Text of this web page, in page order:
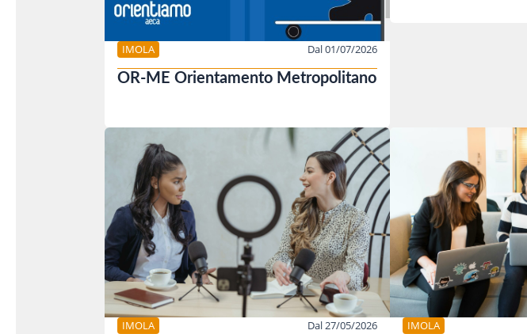
IMOLA Dal 01/07/2026
OR-ME Orientamento Metropolitano
IMOLA Dal 27/05/2026 IMOLA